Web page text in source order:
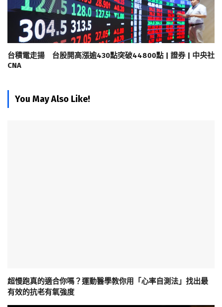
台積電走揚 台股開高漲逾430點突破44800點 | 證券 | 中央社
CNA
You May Also Like!
超慢跑真的適合你嗎？運動醫學教你用「心率自測法」找出最
有效的抗老有氧強度